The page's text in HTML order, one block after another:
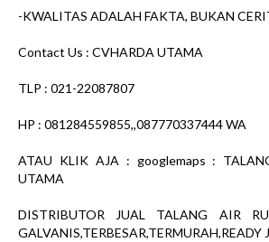
-KWALITAS ADALAH FAKTA, BUKAN
Contact Us : CVHARDA UTAMA
TLP : 021-22087807
HP : 081284559855,,087770337444 WA
ATAU KLIK AJA : googlemaps :
UTAMA
DISTRIBUTOR JUAL TALANG AIR
GALVANIS,TERBESAR,TERMURAH,READY